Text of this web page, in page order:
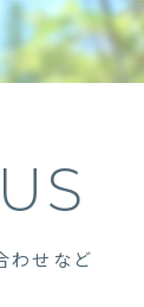
わせなど